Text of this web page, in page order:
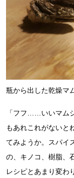
瓶から出した乾燥マ
「フフ……いいマム
もあれこれがないと
てみようか。スパイ
の、キノコ、樹脂、
レシピとあまり変わ